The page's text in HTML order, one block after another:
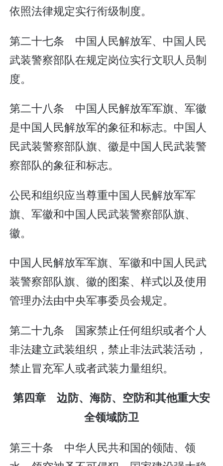
依照法律规定实行衔级制度。
第二十七条 中国人民解放军、中国人民
武装警察部队在规定岗位实行文职人员制
度。
第二十八条 中国人民解放军军旗、军徽
是中国人民解放军的象征和标志。中国人
民武装警察部队旗、徽是中国人民武装警
察部队的象征和标志。
公民和组织应当尊重中国人民解放军军
旗、军徽和中国人民武装警察部队旗、
徽。
中国人民解放军军旗、军徽和中国人民武
装警察部队旗、徽的图案、样式以及使用
管理办法由中央军事委员会规定。
第二十九条 国家禁止任何组织或者个人
非法建立武装组织，禁止非法武装活动，
禁止冒充军人或者武装力量组织。
第四章 边防、海防、空防和其他重大安
全领域防卫
第三十条 中华人民共和国的领陆、领